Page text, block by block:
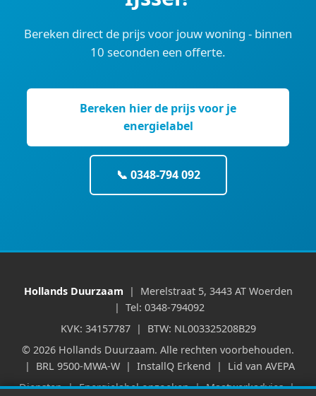
Bereken direct de prijs voor jouw woning - binnen
10 seconden een offerte.
Bereken hier de prijs voor je
energielabel
📞 0348-794 092
Hollands Duurzaam | Merelstraat 5, 3443 AT Woerden
| Tel: 0348-794092
KVK: 34157787 | BTW: NL003325208B29
© 2026 Hollands Duurzaam. Alle rechten voorbehouden.
| BRL 9500-MWA-W | InstallQ Erkend | Lid van AVEPA
Diensten|Energielabel opzoeken|Maatwerkadvies|